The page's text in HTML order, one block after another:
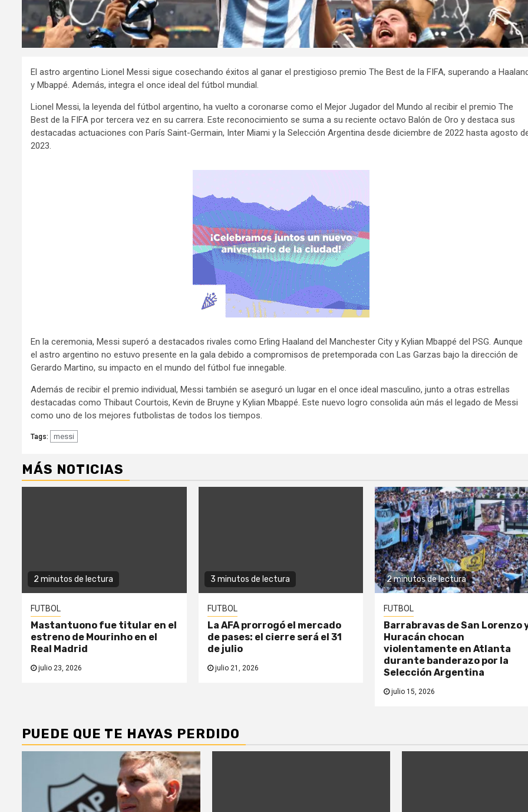
El astro argentino Lionel Messi sigue cosechando éxitos al ganar el prestigioso premio The Best de la FIFA, superando a
y Mbappé. Además, integra el once ideal del fútbol mundial.
Lionel Messi, la leyenda del fútbol argentino, ha vuelto a coronarse como el Mejor Jugador del Mundo al recibir el premio The
Best de la FIFA por tercera vez en su carrera. Este reconocimiento se suma a su reciente octavo Balón de Oro y destaca sus
destacadas actuaciones con París Saint-Germain, Inter Miami y la Selección Argentina desde diciembre de 2022 hasta agosto
2023.
En la ceremonia, Messi superó a destacados rivales como Erling Haaland del Manchester City y Kylian Mbappé del PSG. Aunque
el astro argentino no estuvo presente en la gala debido a compromisos de pretemporada con Las Garzas bajo la dirección de
Gerardo Martino, su impacto en el mundo del fútbol fue innegable.
Además de recibir el premio individual, Messi también se aseguró un lugar en el once ideal masculino, junto a otras estrellas
destacadas como Thibaut Courtois, Kevin de Bruyne y Kylian Mbappé. Este nuevo logro consolida aún más el legado de Messi
como uno de los mejores futbolistas de todos los tiempos.
Tags: messi
MÁS NOTICIAS
2 minutos de lectura
FUTBOL
Mastantuono fue titular en el
estreno de Mourinho en el
Real Madrid
julio 23, 2026
3 minutos de lectura
FUTBOL
La AFA prorrogó el mercado
de pases: el cierre será el 31
de julio
julio 21, 2026
2 minutos de lectura
FUTBOL
Barrabravas de San Lorenzo
Huracán chocan
violentamente en Atlanta
durante banderazo por la
Selección Argentina
julio 15, 2026
PUEDE QUE TE HAYAS PERDIDO